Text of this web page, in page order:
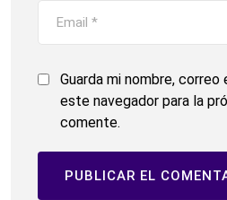
Guarda mi nombre,
este navegador para la
comente.